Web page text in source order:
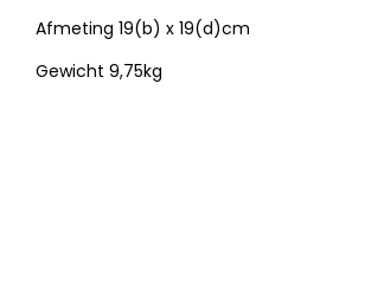
Afmeting 19(b) x 19(d)cm
Gewicht 9,75kg